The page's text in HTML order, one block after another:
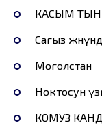
КАСЫМ
Сагыз
Моголстан
Ноктосун
КОМУЗ